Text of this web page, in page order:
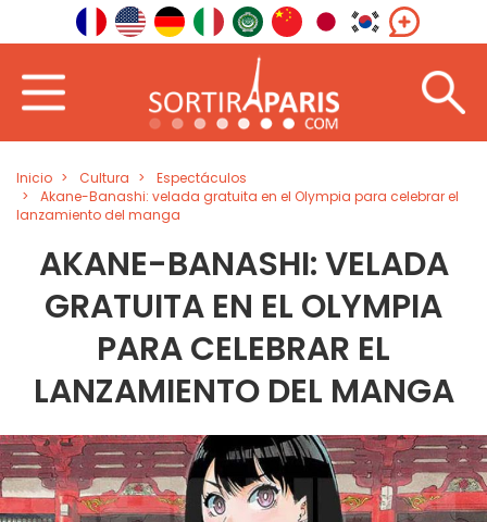
Inicio Cultura
Espectáculos
Akane-Banashi: velada gratuita en el Olympia para celebrar el
lanzamiento del manga
AKANE-BANASHI: VELADA
GRATUITA EN EL OLYMPIA
PARA CELEBRAR EL
LANZAMIENTO DEL MANGA